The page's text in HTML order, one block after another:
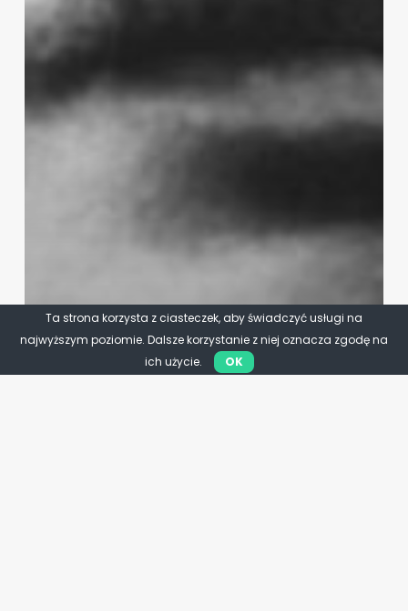
Ta strona korzysta z ciasteczek, aby świadczyć usługi na
najwyższym poziomie. Dalsze korzystanie z niej oznacza zgodę na
ich użycie.
OK